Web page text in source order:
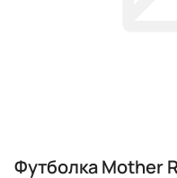
Футболка Mother